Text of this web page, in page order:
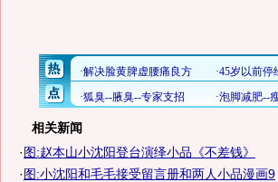
相关新闻
·图:赵本山小沈阳登台演绎小品《不差钱》
·图:小沈阳和毛毛接受留言册和两人小品漫画9